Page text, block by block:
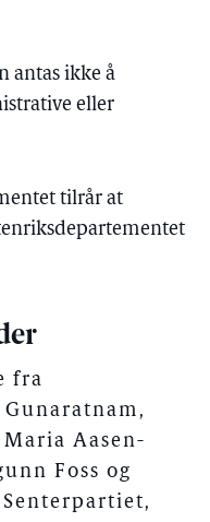
antas ikke å
eller
tilrår at
fra
Aasen-
Foss og